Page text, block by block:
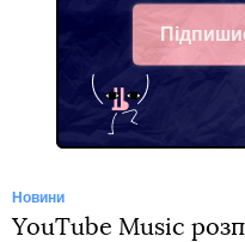
Telegram
Новини
YouTube Music